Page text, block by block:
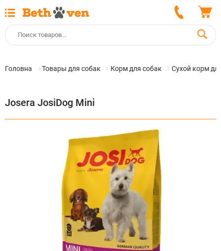
Головна Товары для собак Корм для собак Сухой корм
Josera JosiDog Mini